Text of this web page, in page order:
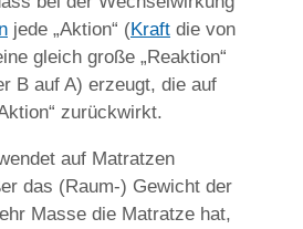
jede „Aktion“ (Kraft die von
gleich große „Reaktion“
B auf A) erzeugt, die auf
zurückwirkt.
auf Matratzen
das (Raum-) Gewicht der
Masse die Matratze hat,